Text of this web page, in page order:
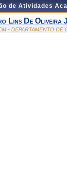
de Atividades
Lins De Oliveira
- DEPARTAMENTO DE